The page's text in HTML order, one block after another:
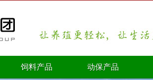
饲料产品 动保产品